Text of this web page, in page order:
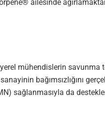
ailesinde
mühendislerin
bağımsızlığını
sağlanmasıyla da